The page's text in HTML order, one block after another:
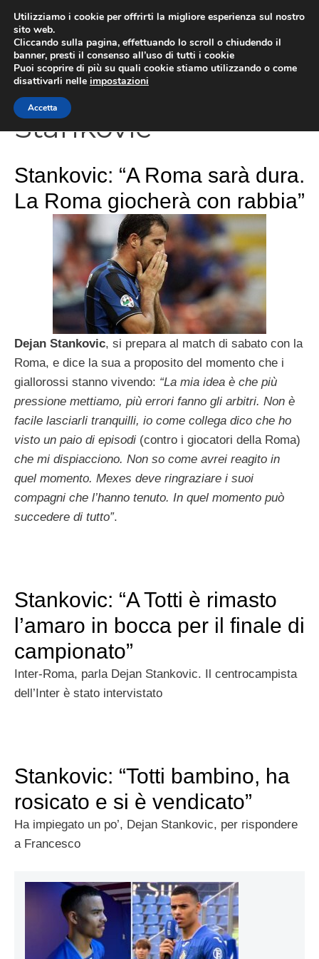
contenuto
Stankovic
Stankovic: “A Roma sarà dura.
La Roma giocherà con rabbia”
Dejan Stankovic, si prepara al match di sabato con la
Roma, e dice la sua a proposito del momento che i
giallorossi stanno vivendo: “La mia idea è che più
pressione mettiamo, più errori fanno gli arbitri. Non è
facile lasciarli tranquilli, io come collega dico che ho
visto un paio di episodi (contro i giocatori della Roma)
che mi dispiacciono. Non so come avrei reagito in
quel momento. Mexes deve ringraziare i suoi
compagni che l’hanno tenuto. In quel momento può
succedere di tutto”.
Stankovic: “A Totti è rimasto
l’amaro in bocca per il finale di
campionato”
Inter-Roma, parla Dejan Stankovic. Il centrocampista
dell’Inter è stato intervistato
Stankovic: “Totti bambino, ha
rosicato e si è vendicato”
Ha impiegato un po’, Dejan Stankovic, per rispondere
a Francesco
Utilizziamo i cookie per offrirti la migliore esperienza sul nostro
sito web.
Cliccando sulla pagina, effettuando lo scroll o chiudendo il
banner, presti il consenso all’uso di tutti i cookie
Puoi scoprire di più su quali cookie stiamo utilizzando o come
disattivarli nelle impostazioni
Accetta